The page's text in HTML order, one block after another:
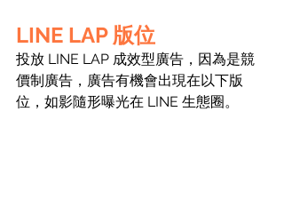
LINE LAP 版位
投放 LINE LAP 成效型廣告，因為是競
價制廣告，廣告有機會出現在以下版
位，如影隨形曝光在 LINE 生態圈。